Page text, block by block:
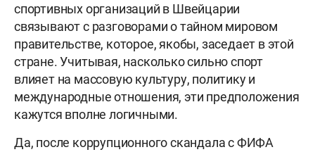
спортивных организаций в Швейцарии
связывают с разговорами о тайном мировом
правительстве, которое, якобы, заседает в этой
стране. Учитывая, насколько сильно спорт
влияет на массовую культуру, политику и
международные отношения, эти предположения
кажутся вполне логичными.
Да, после коррупционного скандала с ФИФА